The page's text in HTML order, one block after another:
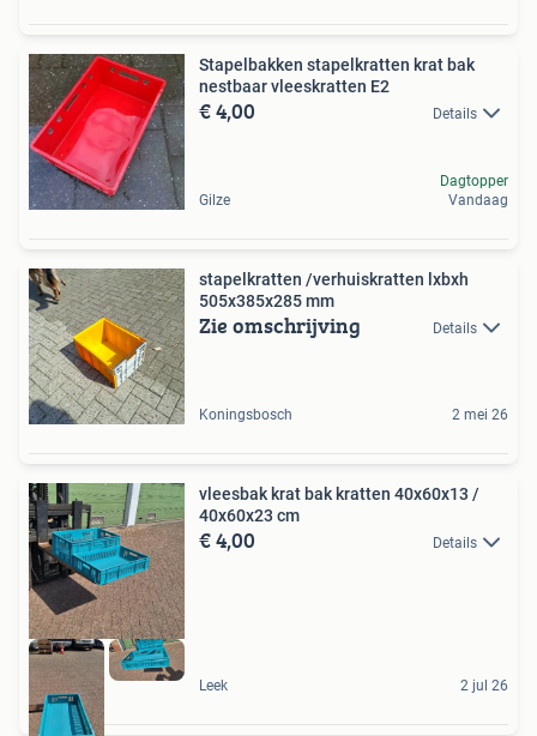
Stapelbakken stapelkratten krat bak
nestbaar vleeskratten E2
€ 4,00 Details
Gilze
Dagtopper
Vandaag
stapelkratten /verhuiskratten lxbxh
505x385x285 mm
Zie omschrijving Details
Koningsbosch 2 mei 26
vleesbak krat bak kratten 40x60x13 /
40x60x23 cm
€ 4,00 Details
Leek 2 jul 26